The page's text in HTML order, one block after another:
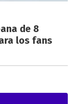
de 8
los fans